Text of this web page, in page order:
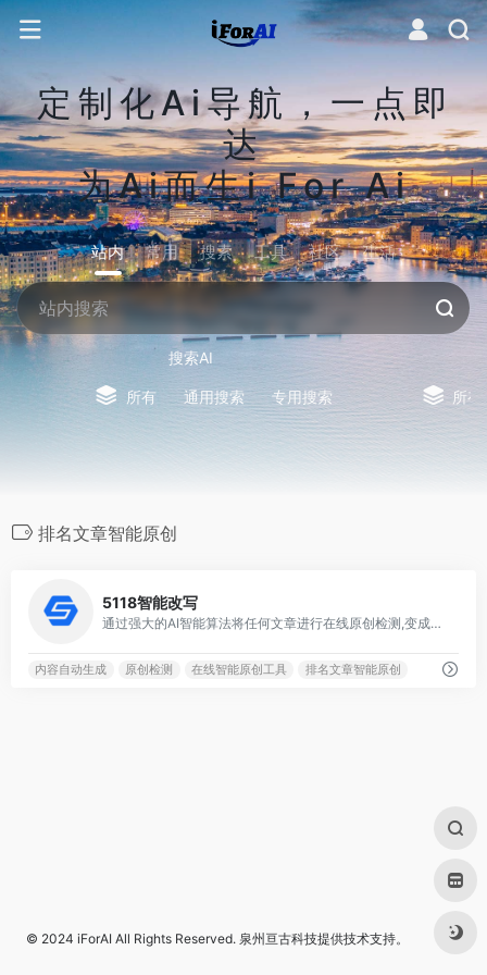
定制化Ai导航，一点即
达
为Ai而生i For Ai
站内 常用 搜索 工具 社区 生活
搜索AI
所有 通用搜索 专用搜索 所有
排名文章智能原创
5118智能改写
通过强大的AI智能算法将任何文章进行在线原创检测,变成另外一篇独一无二的文章，并集成原创度检查工具，使您的文章在搜索引擎和新媒体获得大量流量排名
内容自动生成 原创检测 在线智能原创工具 排名文章智能原创
© 2024 iForAI All Rights Reserved. 泉州亘古科技提供技术支持。